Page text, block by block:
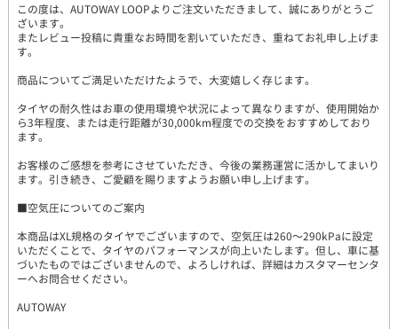
この度は、AUTOWAY LOOPよりご注文いただきまして、誠にありがとうご
ざいます。
またレビュー投稿に貴重なお時間を割いていただき、重ねてお礼申し上げま
す。
商品についてご満足いただけたようで、大変嬉しく存じます。
タイヤの耐久性はお車の使用環境や状況によって異なりますが、使用開始か
ら3年程度、または走行距離が30,000km程度での交換をおすすめしており
ます。
お客様のご感想を参考にさせていただき、今後の業務運営に活かしてまいり
ます。引き続き、ご愛顧を賜りますようお願い申し上げます。
■空気圧についてのご案内
本商品はXL規格のタイヤでございますので、空気圧は260～290kPaに設定
いただくことで、タイヤのパフォーマンスが向上いたします。但し、車に基
づいたものではございませんので、よろしければ、詳細はカスタマーセンタ
ーへお問合せください。
AUTOWAY